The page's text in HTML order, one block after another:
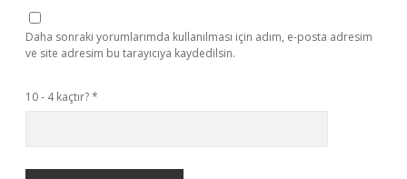
Daha sonraki yorumlarımda kullanılması için adım, e-posta adresim
ve site adresim bu tarayıcıya kaydedilsin.
10 - 4 kaçtır?*